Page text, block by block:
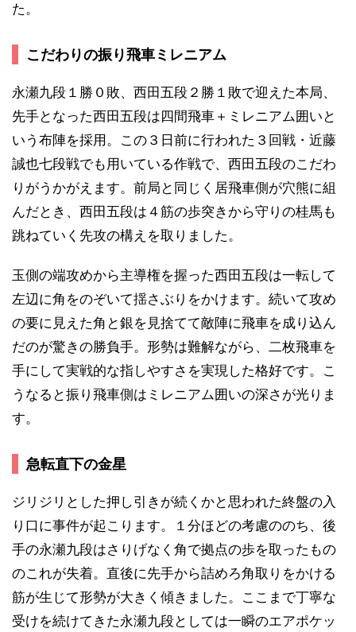
た。
こだわりの振り飛車ミレニアム
永瀬九段１勝０敗、西田五段２勝１敗で迎えた本局、
先手となった西田五段は四間飛車＋ミレニアム囲いと
いう布陣を採用。この３日前に行われた３回戦・近藤
誠也七段戦でも用いている作戦で、西田五段のこだわ
りがうかがえます。前局と同じく居飛車側が穴熊に組
んだとき、西田五段は４筋の歩突きから守りの桂馬も
跳ねていく先攻の構えを取りました。
玉側の端攻めから主導権を握った西田五段は一転して
左辺に角をのぞいて揺さぶりをかけます。続いて攻め
の要に見えた角と銀を見捨てて敵陣に飛車を成り込ん
だのが驚きの勝負手。形勢は難解ながら、二枚飛車を
手にして実戦的な指しやすさを実現した格好です。こ
うなると振り飛車側はミレニアム囲いの深さが光りま
す。
急転直下の金星
ジリジリとした押し引きが続くかと思われた終盤の入
り口に事件が起こります。１分ほどの考慮ののち、後
手の永瀬九段はさりげなく角で拠点の歩を取ったもの
のこれが失着。直後に先手から詰めろ角取りをかける
筋が生じて形勢が大きく傾きました。ここまで丁寧な
受けを続けてきた永瀬九段としては一瞬のエアポケッ